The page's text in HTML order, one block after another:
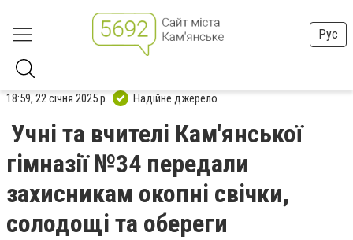
Рус
18:59, 22 січня 2025 р. Надійне джерело
Учні та вчителі Кам'янської
гімназії №34 передали
захисникам окопні свічки,
солодощі та обереги